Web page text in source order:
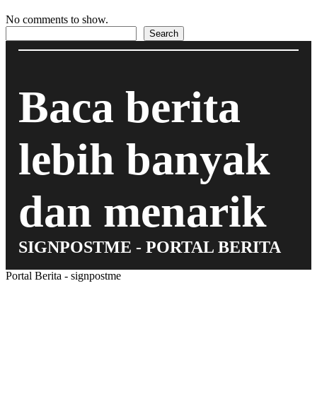
No comments to show.
Search
Baca berita
lebih banyak
dan menarik
SIGNPOSTME - PORTAL BERITA
Portal Berita - signpostme